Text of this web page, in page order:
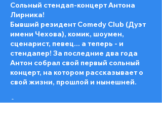
Сольный стендап-концерт Антона
Лирника!
Бывший резидент Comedy Club (Дуэт
имени Чехова), комик, шоумен,
сценарист, певец... а теперь - и
стендапер! За последние два года
Антон собрал свой первый сольный
концерт, на котором рассказывает о
свой жизни, прошлой и нынешней.
🎤 Гамбург